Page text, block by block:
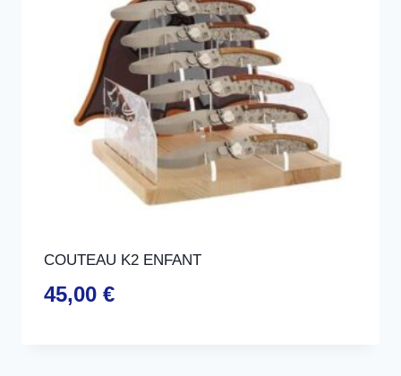
COUTEAU K2 ENFANT
45,00 €